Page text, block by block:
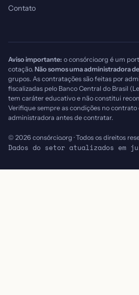
Contato
Aviso importante: o consórcio.org é um
cotação. Não somos uma administradora
grupos. As contratações são feitas por
fiscalizadas pelo Banco Central do Brasil
tem caráter educativo e não constitui
Verifique sempre as condições no contrato
administradora antes de contratar.
© 2026 consórcio.org · Todos os direitos
Dados do setor atualizados em